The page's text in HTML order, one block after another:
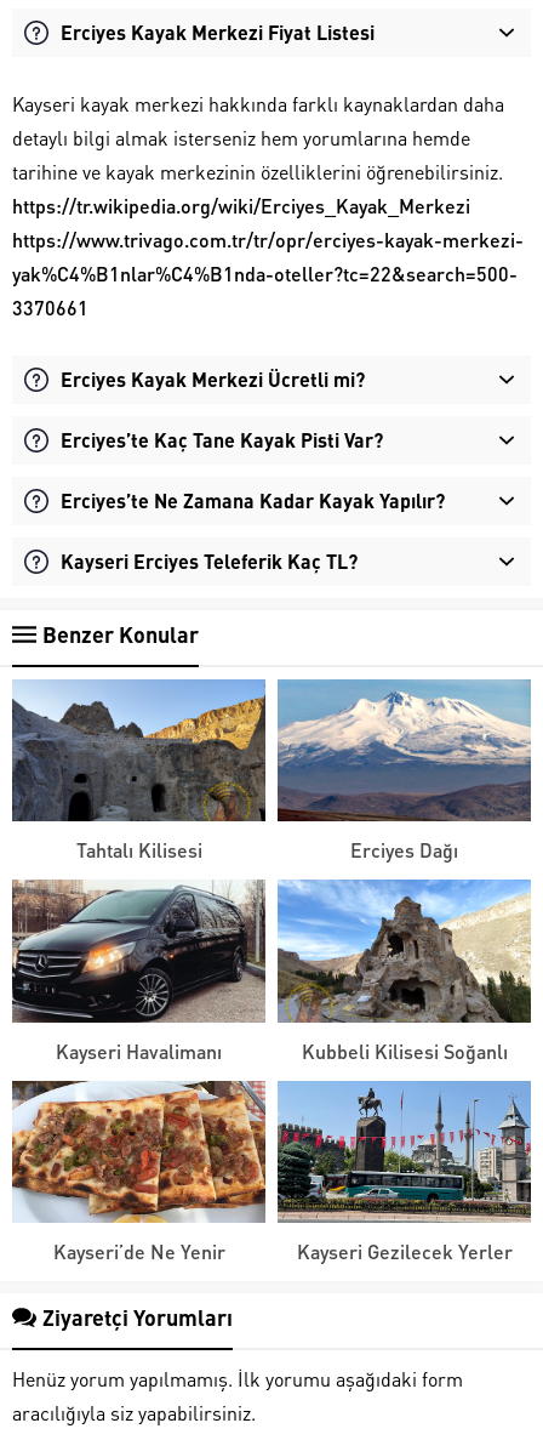
Erciyes Kayak Merkezi Fiyat Listesi
Kayseri kayak merkezi hakkında farklı kaynaklardan daha
detaylı bilgi almak isterseniz hem yorumlarına hemde
tarihine ve kayak merkezinin özelliklerini öğrenebilirsiniz.
https://tr.wikipedia.org/wiki/Erciyes_Kayak_Merkezi
https://www.trivago.com.tr/tr/opr/erciyes-kayak-merkezi-
yak%C4%B1nlar%C4%B1nda-oteller?tc=22&search=500-
3370661
Erciyes Kayak Merkezi Ücretli mi?
Erciyes’te Kaç Tane Kayak Pisti Var?
Erciyes’te Ne Zamana Kadar Kayak Yapılır?
Kayseri Erciyes Teleferik Kaç TL?
Benzer Konular
Tahtalı Kilisesi Erciyes Dağı
Kayseri Havalimanı Kubbeli Kilisesi Soğanlı
Kayseri’de Ne Yenir Kayseri Gezilecek Yerler
Ziyaretçi Yorumları
Henüz yorum yapılmamış. İlk yorumu aşağıdaki form
aracılığıyla siz yapabilirsiniz.